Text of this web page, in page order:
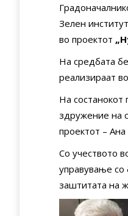
Зелен
во проектот
На средбата
реализираат
На состанокот
здружение на
проектот –
Со учеството
управување со
заштитата на